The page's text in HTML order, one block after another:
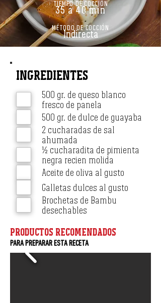
TIEMPO DE COCCIÓN
35 a 40 min
MÉTODO DE COCCIÓN
Indirecta
INGREDIENTES
500 gr. de queso blanco
fresco de panela
500 gr. de dulce de guayaba
2 cucharadas de sal
ahumada
½ cucharadita de pimienta
negra recien molida
Aceite de oliva al gusto
Galletas dulces al gusto
Brochetas de Bambu
desechables
PRODUCTOS RECOMENDADOS
PARA PREPARAR ESTA RECETA